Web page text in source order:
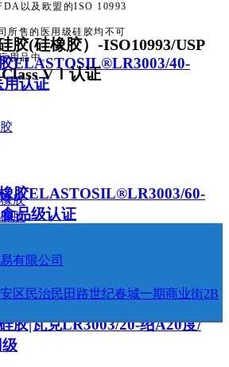
ELASTOSIL®LR3003/40-
用认证
胶ELASTOSIL®LR3003/60-
品级认证
胶|瓦克LR3003/20-绍A20度/
以及欧盟的ISO 10993
所售的医用级硅胶均不可
用品中。
胶(硅橡胶）-ISO10993/USP
Class VＩ认证
胶
胶
有限公司
区民治民田路世纪春城一期商业街2B